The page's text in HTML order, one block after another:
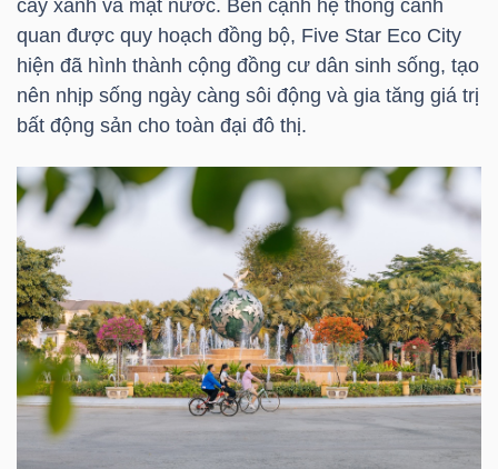
cây xanh và mặt nước. Bên cạnh hệ thống cảnh
quan được quy hoạch đồng bộ, Five Star Eco City
hiện đã hình thành cộng đồng cư dân sinh sống, tạo
nên nhịp sống ngày càng sôi động và gia tăng giá trị
bất động sản cho toàn đại đô thị.
(-)
VS-
SECTOR
NĂNG
LƯỢNG
NGUYÊN